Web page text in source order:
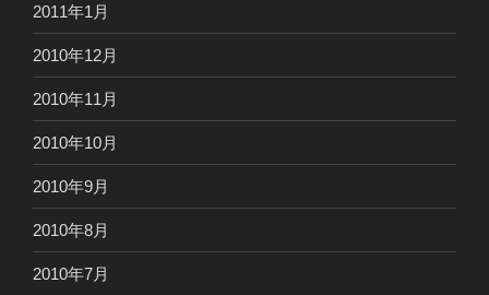
2011年1月
2010年12月
2010年11月
2010年10月
2010年9月
2010年8月
2010年7月